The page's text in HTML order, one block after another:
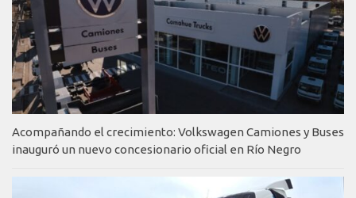
Acompañando el crecimiento: Volkswagen Camiones y Buses
inauguró un nuevo concesionario oficial en Río Negro